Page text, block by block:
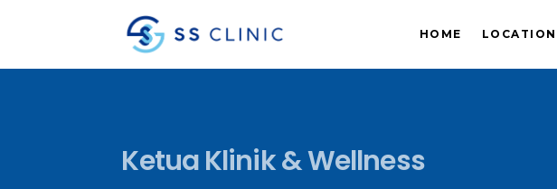
HOME LOCATION
Ketua Klinik & Wellness